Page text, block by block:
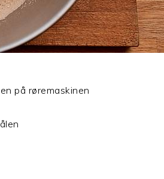
på røremaskinen